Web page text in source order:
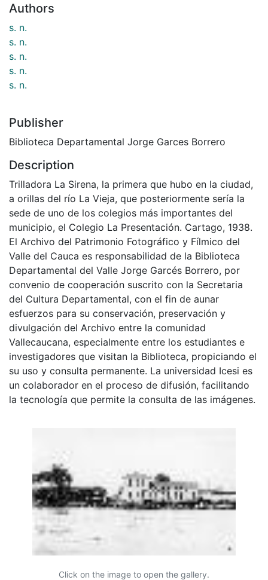
Authors
s. n.
s. n.
s. n.
s. n.
s. n.
Publisher
Biblioteca Departamental Jorge Garces Borrero
Description
Trilladora La Sirena, la primera que hubo en la ciudad,
a orillas del río La Vieja, que posteriormente sería la
sede de uno de los colegios más importantes del
municipio, el Colegio La Presentación. Cartago, 1938.
El Archivo del Patrimonio Fotográfico y Fílmico del
Valle del Cauca es responsabilidad de la Biblioteca
Departamental del Valle Jorge Garcés Borrero, por
convenio de cooperación suscrito con la Secretaria
del Cultura Departamental, con el fin de aunar
esfuerzos para su conservación, preservación y
divulgación del Archivo entre la comunidad
Vallecaucana, especialmente entre los estudiantes e
investigadores que visitan la Biblioteca, propiciando el
su uso y consulta permanente. La universidad Icesi es
un colaborador en el proceso de difusión, facilitando
la tecnología que permite la consulta de las imágenes.
Click on the image to open the gallery.